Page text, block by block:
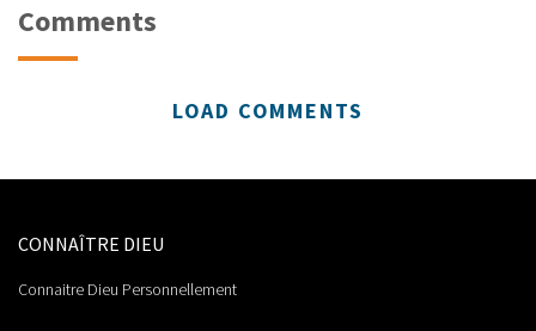
Comments
LOAD COMMENTS
CONNAÎTRE DIEU
Connaitre Dieu Personnellement